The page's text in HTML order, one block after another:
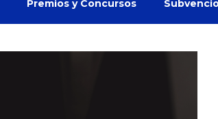
Premios y Concursos